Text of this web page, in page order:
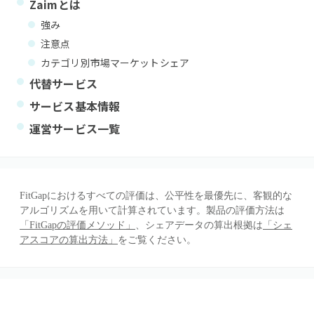
Zaim とは
強み
注意点
カテゴリ別市場マーケットシェア
代替サービス
サービス基本情報
運営サービス一覧
FitGapにおけるすべての評価は、公平性を最優先に、客観的な
アルゴリズムを用いて計算されています。製品の評価方法は
「FitGapの評価メソッド」 、シェアデータの算出根拠は 「シェ
アスコアの算出方法」 をご覧ください。